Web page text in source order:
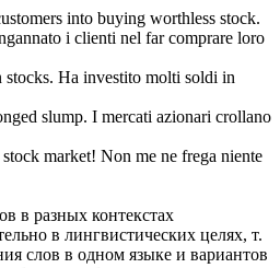
into buying worthless stock.
i clienti nel far comprare loro
stocks. Ha investito molti soldi in
slump. I mercati azionari crollano
stock market! Non me ne frega niente
в разных контекстах
в лингвистических целях, т.
слов в одном языке и вариантов